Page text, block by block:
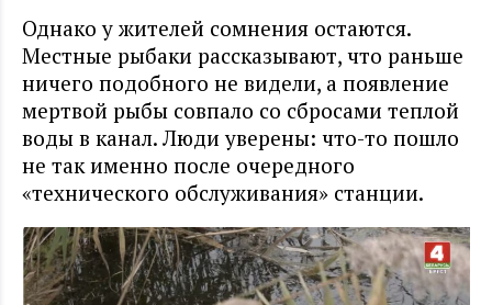
Однако у жителей сомнения остаются.
Местные рыбаки рассказывают, что раньше
ничего подобного не видели, а появление
мертвой рыбы совпало со сбросами теплой
воды в канал. Люди уверены: что-то пошло
не так именно после очередного
«технического обслуживания» станции.